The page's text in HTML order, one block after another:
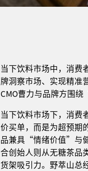
当下饮料市场中，消费
牌洞察市场、实现精准
CMO曹力与品牌方围
当下饮料市场下，消费
价买单，而是为超预期
品兼具“情绪价值”与
合创始人则从无糖茶品
货架吸引力。野萃山总